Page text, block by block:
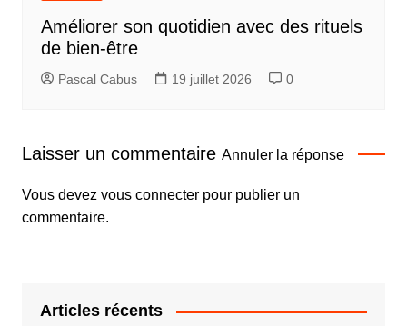
Améliorer son quotidien avec des rituels
de bien-être
Pascal Cabus 19 juillet 2026 0
Laisser un commentaire Annuler la réponse
Vous devez vous connecterpour publier un
commentaire.
Articles récents